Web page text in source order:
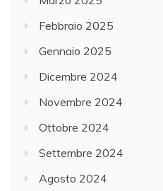
Febbraio 2025
Gennaio 2025
Dicembre 2024
Novembre 2024
Ottobre 2024
Settembre 2024
Agosto 2024